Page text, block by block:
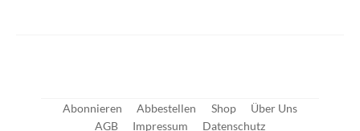
Abonnieren Abbestellen Shop
Über Uns
AGB
Impressum Datenschutz